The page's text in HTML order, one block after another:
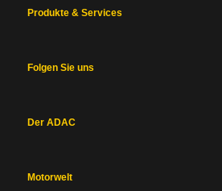
Produkte & Services
Folgen Sie uns
Der ADAC
Motorwelt